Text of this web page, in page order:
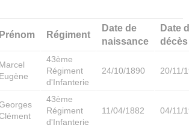
Prénom Régiment
Date de
naissance
Date
décès
Marcel
Eugène
43ème
Régiment
d'Infanterie
24/10/1890 20/11/
Clément
43ème
Régiment
d'Infanterie
11/04/1882 04/11/